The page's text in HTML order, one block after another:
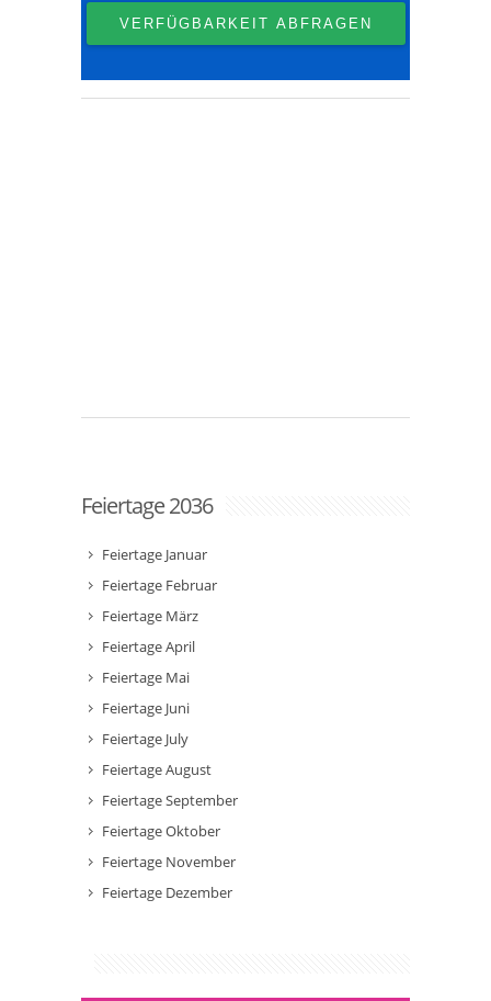
Feiertage 2036
Feiertage Januar
Feiertage Februar
Feiertage März
Feiertage April
Feiertage Mai
Feiertage Juni
Feiertage July
Feiertage August
Feiertage September
Feiertage Oktober
Feiertage November
Feiertage Dezember